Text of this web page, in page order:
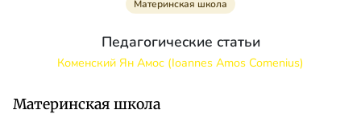
Материнская школа
Педагогические статьи
Коменский Ян Амос (Ioannes Amos Comenius)
Материнская школа